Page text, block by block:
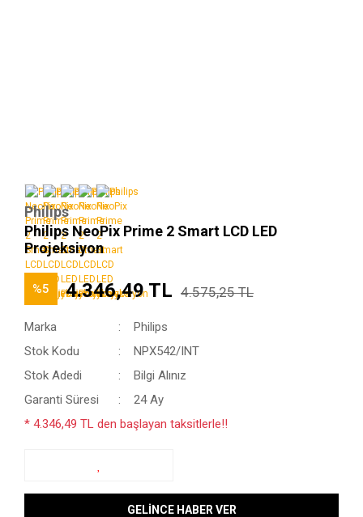
Philips
Philips NeoPix Prime 2 Smart LCD LED
Projeksiyon
%5 4.346,49 TL 4.575,25 TL
Marka
Philips
Stok Kodu
NPX542/INT
Stok Adedi
Bilgi Alınız
Garanti Süresi
24 Ay
* 4.346,49 TL den başlayan taksitlerle!!
GELİNCE HABER VER